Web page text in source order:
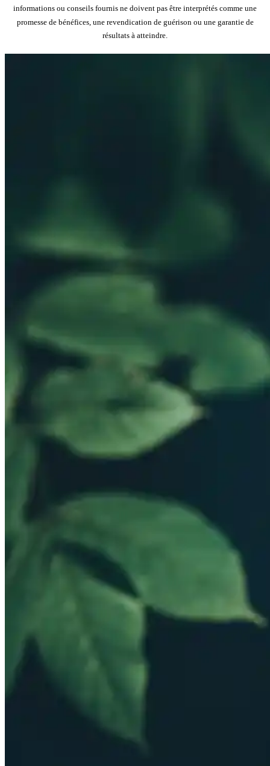
informations ou conseils fournis ne doivent pas être interprétés comme une
promesse de bénéfices, une revendication de guérison ou une garantie de
résultats à atteindre.